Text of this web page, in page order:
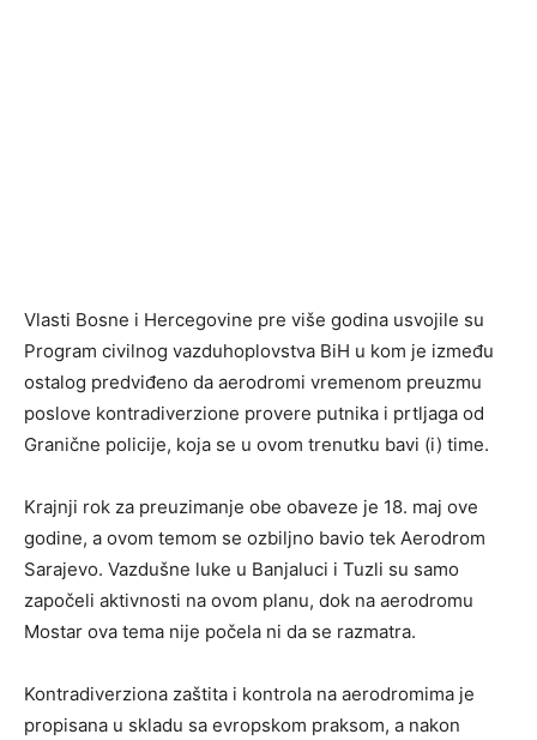
Vlasti Bosne i Hercegovine pre više godina usvojile su
Program civilnog vazduhoplovstva BiH u kom je između
ostalog predviđeno da aerodromi vremenom preuzmu
poslove kontradiverzione provere putnika i prtljaga od
Granične policije, koja se u ovom trenutku bavi (i) time.
Krajnji rok za preuzimanje obe obaveze je 18. maj ove
godine, a ovom temom se ozbiljno bavio tek Aerodrom
Sarajevo. Vazdušne luke u Banjaluci i Tuzli su samo
započeli aktivnosti na ovom planu, dok na aerodromu
Mostar ova tema nije počela ni da se razmatra.
Kontradiverziona zaštita i kontrola na aerodromima je
propisana u skladu sa evropskom praksom, a nakon